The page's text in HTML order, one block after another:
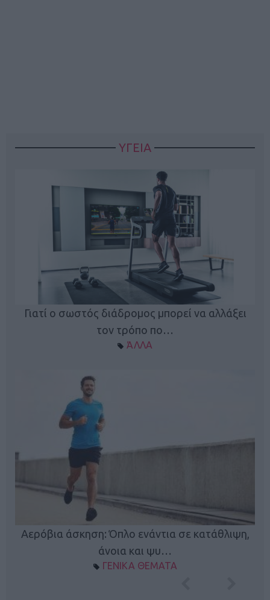
ΥΓΕΙΑ
Γιατί ο σωστός διάδρομος μπορεί να αλλάξει
τον τρόπο πο…
ΆΛΛΑ
Αερόβια άσκηση: Όπλο ενάντια σε κατάθλιψη,
άνοια και ψυ…
ΓΕΝΙΚΑ ΘΕΜΑΤΑ